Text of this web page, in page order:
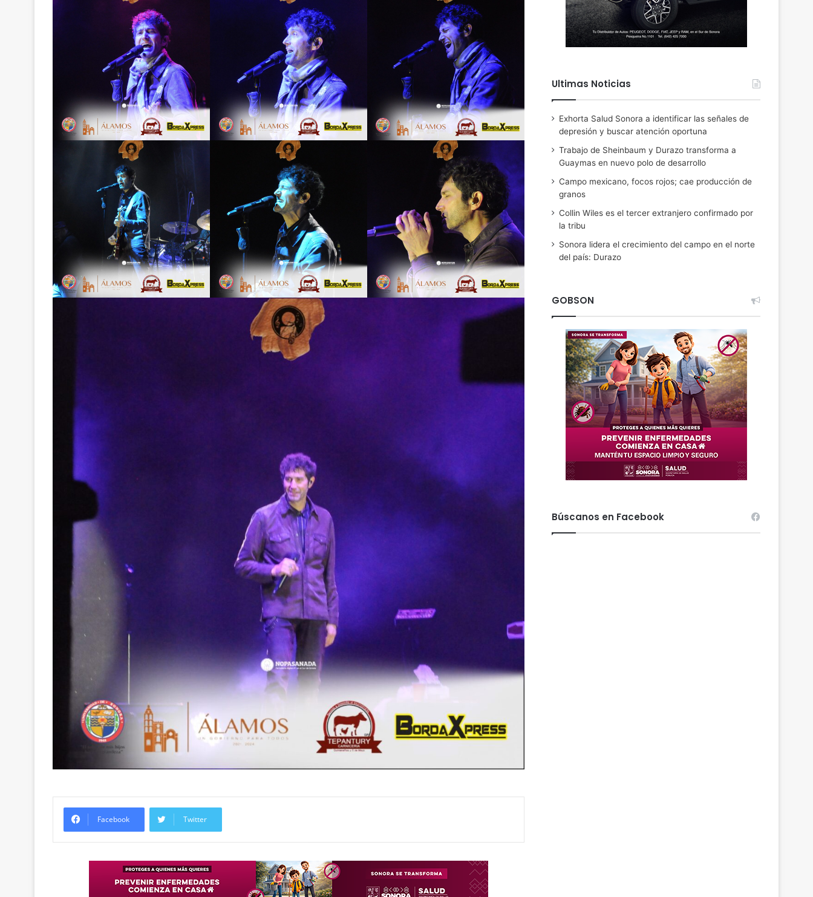
Facebook Twitter
Ultimas Noticias
Exhorta Salud Sonora a identificar las señales de
depresión y buscar atención oportuna
Trabajo de Sheinbaum y Durazo transforma a
Guaymas en nuevo polo de desarrollo
Campo mexicano, focos rojos; cae producción de
granos
Collin Wiles es el tercer extranjero confirmado por
la tribu
Sonora lidera el crecimiento del campo en el norte
del país: Durazo
GOBSON
Búscanos en Facebook